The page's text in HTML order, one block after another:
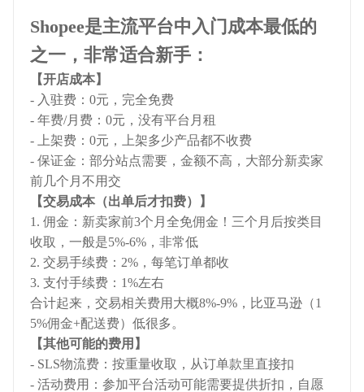
Shopee是主流平台中入门成本最低的
之一，非常适合新手：
【开店成本】
- 入驻费：0元，完全免费
- 年费/月费：0元，没有平台月租
- 上架费：0元，上架多少产品都不收费
- 保证金：部分站点需要，金额不高，大部分新卖家
前几个月不用交
【交易成本（出单后才扣费）】
1. 佣金：新卖家前3个月全免佣金！三个月后按类目
收取，一般是5%-6%，非常低
2. 交易手续费：2%，每笔订单都收
3. 支付手续费：1%左右
合计起来，交易相关费用大概8%-9%，比亚马逊（1
5%佣金+配送费）低很多。
【其他可能的费用】
- SLS物流费：按重量收取，从订单款里直接扣
- 活动费用：参加平台活动可能需要提供折扣，自愿